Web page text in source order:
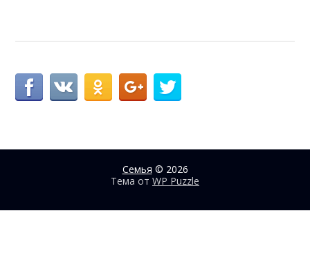
Семья © 2026
Тема от WP Puzzle